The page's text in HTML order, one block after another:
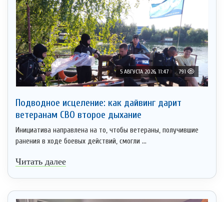
5 АВГУСТА 2026, 11:47 791
Подводное исцеление: как дайвинг дарит
ветеранам СВО второе дыхание
Инициатива направлена на то, чтобы ветераны, получившие
ранения в ходе боевых действий, смогли ...
Читать далее